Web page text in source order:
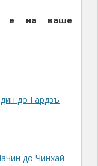
е на ваше
до Гардзъ
до Чинхай